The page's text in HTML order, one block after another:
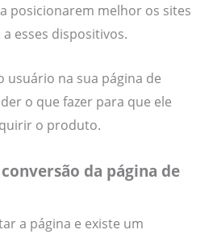
posicionarem melhor os sites
esses dispositivos.
usuário na sua página de
o que fazer para que ele
o produto.
da página de
a página e existe um